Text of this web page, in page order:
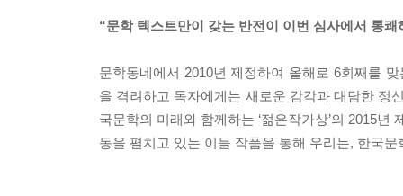
“문학 텍스트만이 갖는 반전이 이번 심사에서 통
문학동네에서 2010년 제정하여 올해로 6회째를
을 격려하고 독자에게는 새로운 감각과 대담한 정
국문학의 미래와 함께하는 ‘젊은작가상’의 2015
동을 펼치고 있는 이들 작품을 통해 우리는, 한국